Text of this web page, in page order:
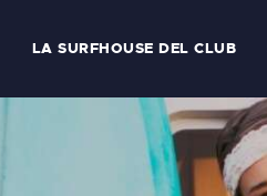
LA SURFHOUSE DEL CLUB